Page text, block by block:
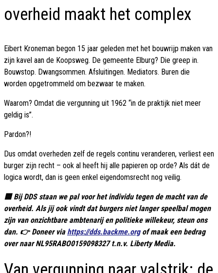
overheid maakt het complex
Eibert Kroneman begon 15 jaar geleden met het bouwrijp maken van
zijn kavel aan de Koopsweg. De gemeente Elburg? Die greep in.
Bouwstop. Dwangsommen. Afsluitingen. Mediators. Buren die
worden opgetrommeld om bezwaar te maken.
Waarom? Omdat die vergunning uit 1962 “in de praktijk niet meer
geldig is”.
Pardon?!
Dus omdat overheden zelf de regels continu veranderen, verliest een
burger zijn recht – ook al heeft hij alle papieren op orde? Als dát de
logica wordt, dan is geen enkel eigendomsrecht nog veilig.
🟦 Bij DDS staan we pal voor het individu tegen de macht van de
overheid. Als jij ook vindt dat burgers niet langer speelbal mogen
zijn van onzichtbare ambtenarij en politieke willekeur, steun ons
dan. 👉 Doneer viahttps://dds.backme.orgof maak een bedrag
over naar NL95RABO0159098327 t.n.v. Liberty Media.